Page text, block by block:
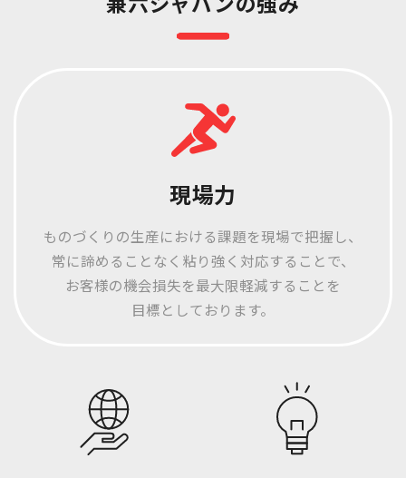
現場力
ものづくりの生産における課題を現場で把握し、
常に諦めることなく粘り強く対応することで、
お客様の機会損失を最大限軽減することを
目標としております。